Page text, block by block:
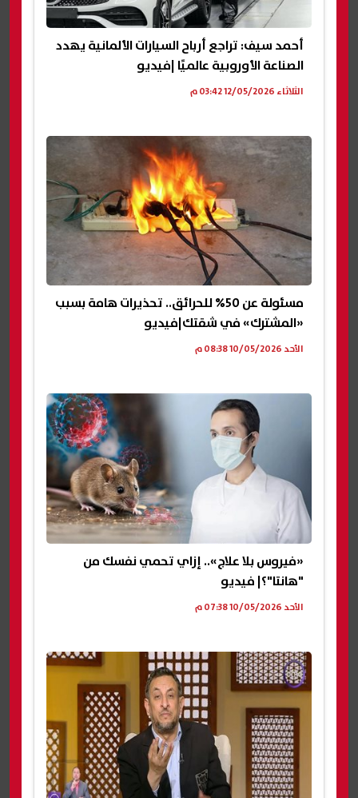
أحمد سيف: تراجع أرباح السيارات الألمانية يهدد
الصناعة الأوروبية عالميًا |فيديو
الثلاثاء 12/05/2026 03:42 م
مسئولة عن 50% للحرائق.. تحذيرات هامة بسبب
«المشترك» في شقتك|فيديو
الأحد 10/05/2026 08:38 م
«فيروس بلا علاج».. إزاي تحمي نفسك من
"هانتا"؟| فيديو
الأحد 10/05/2026 07:38 م